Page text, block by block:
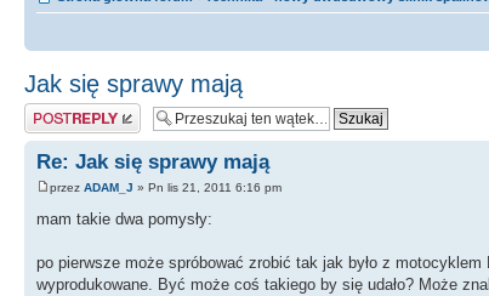
Jak się sprawy mają
Odpowiedz
Re: Jak się sprawy mają
przez ADAM_J » Pn lis 21, 2011 6:16 pm
mam takie dwa pomysły:
po pierwsze może spróbować zrobić tak jak było z
wyprodukowane. Być może coś takiego by się udało? Może